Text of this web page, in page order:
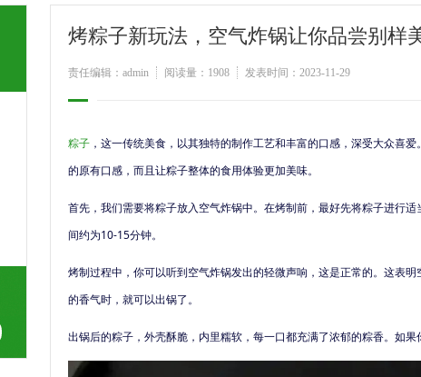
烤粽子新玩法，空气炸锅让你品尝别样
责任编辑：admin 阅读量：1908 发表时间：2023-11-29
粽子 ，这一传统美食，以其独特的制作工艺和丰富的口感，深受大众喜
的原有口感，而且让粽子整体的食用体验更加美味。
首先，我们需要将粽子放入空气炸锅中。在烤制前，最好先将粽子进行
间约为10-15分钟。
烤制过程中，你可以听到空气炸锅发出的轻微声响，这是正常的。这表
的香气时，就可以出锅了。
出锅后的粽子，外壳酥脆，内里糯软，每一口都充满了浓郁的粽香。如